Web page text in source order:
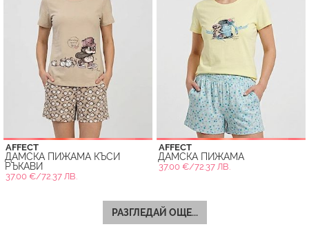
AFFECT
ДАМСКА ПИЖАМА КЪСИ
РЪКАВИ
37.00 €/72.37 ЛВ.
AFFECT
ДАМСКА ПИЖАМА
37.00 €/72.37 ЛВ.
РАЗГЛЕДАЙ ОЩЕ...